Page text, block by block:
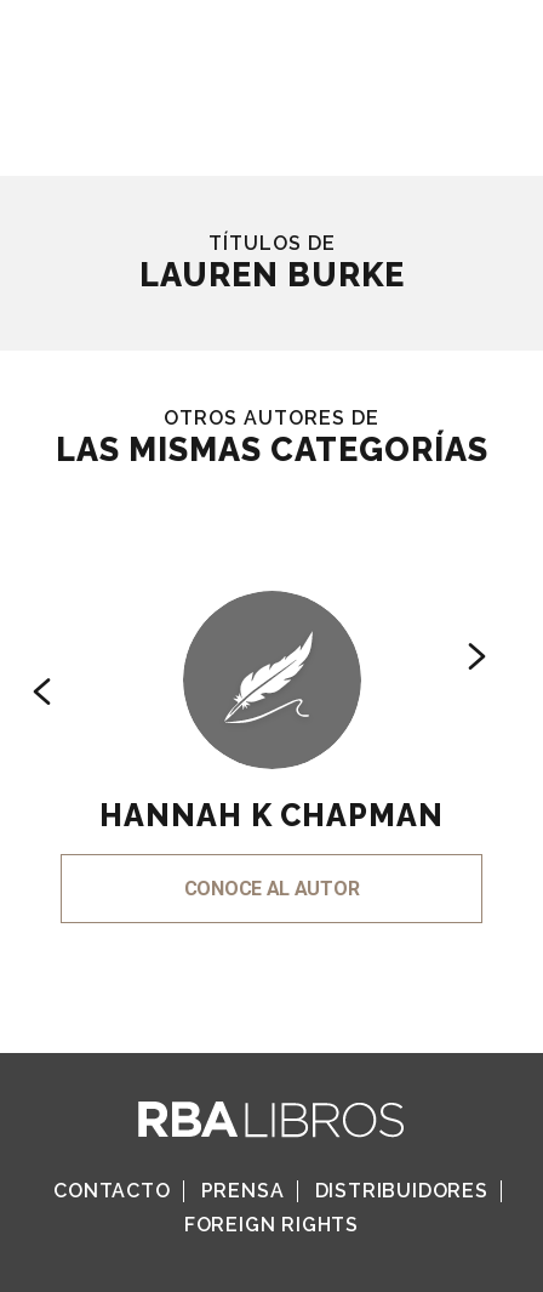
TÍTULOS DE
LAUREN BURKE
OTROS AUTORES DE
LAS MISMAS CATEGORÍAS
HANNAH K CHAPMAN
CONOCE AL AUTOR
CONTACTO PRENSA
DISTRIBUIDORES
FOREIGN RIGHTS